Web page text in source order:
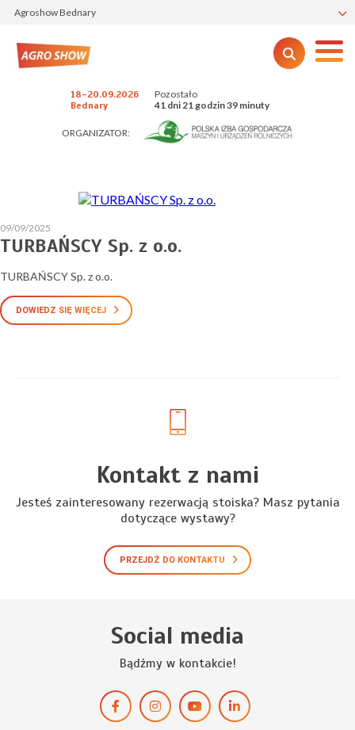
Agroshow Bednary
18-20.09.2026
Bednary
Pozostało
41 dni 21 godzin 39 minuty
ORGANIZATOR:
09/09/2025
TURBAŃSCY Sp. z o.o.
TURBAŃSCY Sp. z o.o.
DOWIEDZ SIĘ WIĘCEJ
Kontakt z nami
Jesteś zainteresowany rezerwacją stoiska? Masz pytania
dotyczące wystawy?
PRZEJDŹ DO KONTAKTU
Social media
Bądźmy w kontakcie!